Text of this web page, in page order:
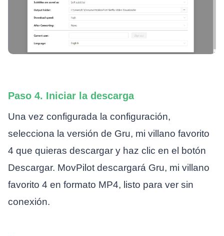
Paso 4. Iniciar la descarga
Una vez configurada la configuración,
selecciona la versión de Gru, mi villano favorito
4 que quieras descargar y haz clic en el botón
Descargar. MovPilot descargará Gru, mi villano
favorito 4 en formato MP4, listo para ver sin
conexión.